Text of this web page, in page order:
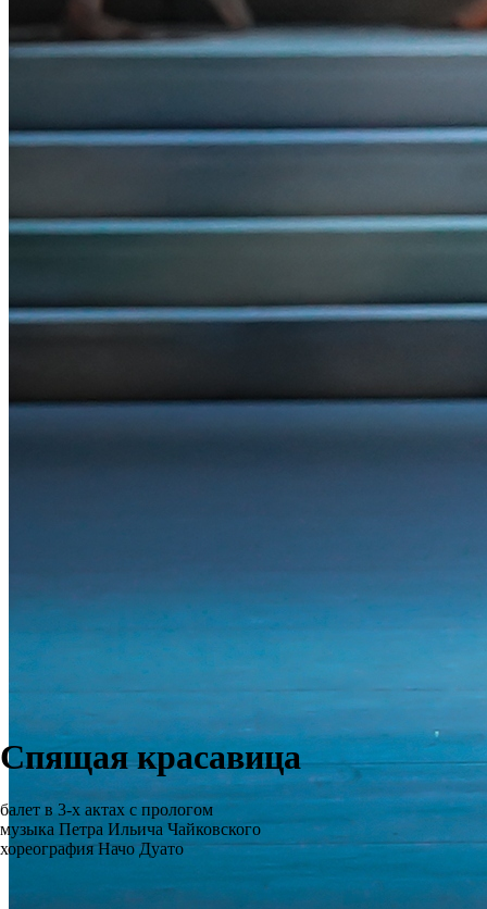
Спящая красавица
балет в 3-х актах с прологом
музыка Петра Ильича Чайковского
хореография Начо Дуато